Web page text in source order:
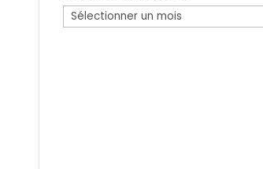
Archives
du